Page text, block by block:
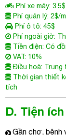
Phí xe máy: 3.5$
Phí quản lý: 2$/
Phí ô tô: 45$
Phí ngoài giờ:
Tiền điện: Có
VAT: 10%
Điều hoà: Trung
Thời gian thiết
tích
D. Tiện ích
Gần chợ, bệnh